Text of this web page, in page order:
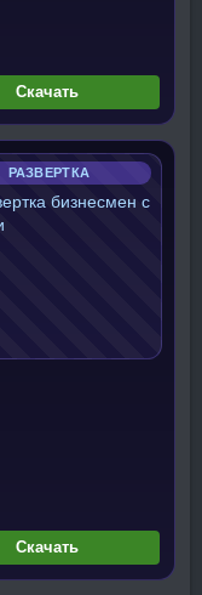
Скачать
РАЗВЕРТКА
Скачать